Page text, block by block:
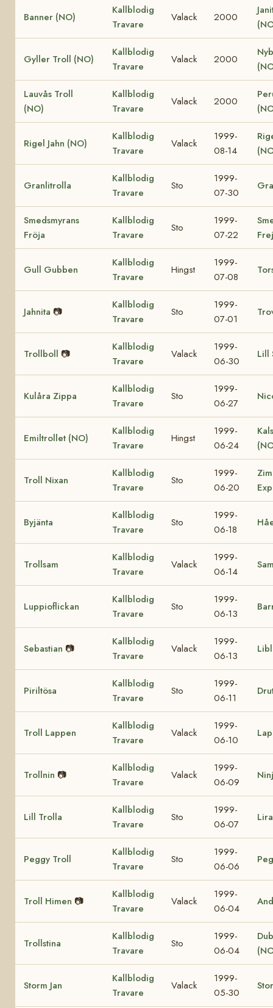
Banner (NO)
Kallblodig
Travare
Valack 2000
Gyller Troll (NO)
Kallblodig
Travare
Valack 2000
Lauvås Troll
(NO)
Kallblodig
Travare
Valack 2000
Rigel Jahn (NO)
Kallblodig
Travare
Valack
1999-
08-14
Granlitrolla
Kallblodig
Travare
Sto
1999-
07-30
Smedsmyrans
Fröja
Kallblodig
Travare
Sto
1999-
07-22
Gull Gubben
Kallblodig
Travare
Hingst
1999-
07-08
Jahnita 📷
Kallblodig
Travare
Sto
1999-
07-01
Trollboll 📷
Kallblodig
Travare
Valack
1999-
06-30
Lill
Kulåra Zippa
Kallblodig
Travare
Sto
1999-
06-27
Emiltrollet (NO)
Kallblodig
Travare
Hingst
1999-
06-24
Troll Nixan
Kallblodig
Travare
Sto
1999-
06-20
Byjänta
Kallblodig
Travare
Sto
1999-
06-18
Trollsam
Kallblodig
Travare
Valack
1999-
06-14
Luppioflickan
Kallblodig
Travare
Sto
1999-
06-13
Sebastian 📷
Kallblodig
Travare
Valack
1999-
06-13
Piriltösa
Kallblodig
Travare
Sto
1999-
06-11
Troll Lappen
Kallblodig
Travare
Valack
1999-
06-10
Trollnin 📷
Kallblodig
Travare
Valack
1999-
06-09
Lill Trolla
Kallblodig
Travare
Sto
1999-
06-07
Peggy Troll
Kallblodig
Travare
Sto
1999-
06-06
Troll Himen 📷
Kallblodig
Travare
Valack
1999-
06-04
Trollstina
Kallblodig
Travare
Sto
1999-
06-04
Storm Jan
Kallblodig
Travare
Valack
1999-
05-30